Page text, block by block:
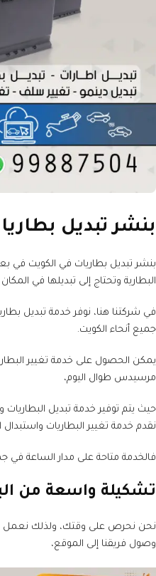
بنشر تبديل
بنشر تبديل بطاريات في الكويت في
البطارية وتحتاج إلى تبديلها في
في شركتنا هنا، نوفر خدمة تبديل
جميع أنحاء الكويت.
يمكن الحصول على خدمة تغيير
مرسيدس طوال اليوم،
حيث يتم توفير خدمة تبديل البطاريات
نقدم خدمة تغيير البطاريات واستبدال
فالخدمة متاحة على مدار الساعة في
تشكيلة واسعة من
نحن نحرص على وقتك، ولذلك نعمل
وصول فريقنا إلى الموقع،